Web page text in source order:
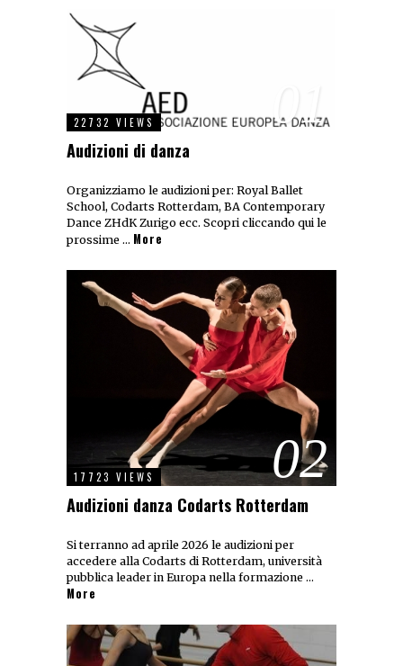
01
22732 VIEWS
Audizioni di danza
Organizziamo le audizioni per: Royal Ballet
School, Codarts Rotterdam, BA Contemporary
Dance ZHdK Zurigo ecc. Scopri cliccando qui le
prossime … More
02
17723 VIEWS
Audizioni danza Codarts Rotterdam
Si terranno ad aprile 2026 le audizioni per
accedere alla Codarts di Rotterdam, università
pubblica leader in Europa nella formazione …
More